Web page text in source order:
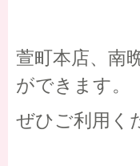
萱町本店、南
ができます。
ぜひご利用く